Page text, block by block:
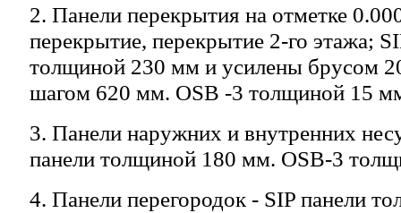
2. Панели перекрытия на отметке
перекрытие, перекрытие 2-го этажа;
толщиной 230 мм и усилены брусом
шагом 620 мм. OSB -3 толщиной 15
3. Панели наружних и внутренних
панели толщиной 180 мм. OSB-3
4. Панели перегородок - SIP панели